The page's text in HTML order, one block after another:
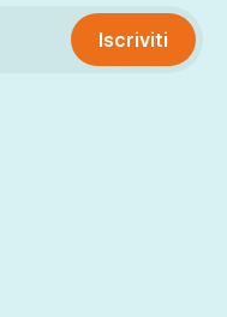
Iscriviti